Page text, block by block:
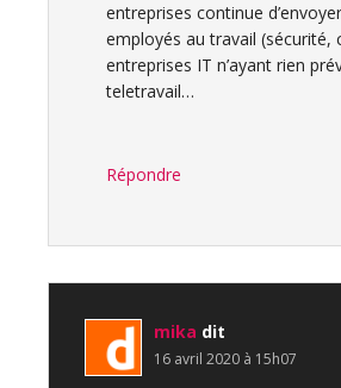
entreprises continue
employés au travail (sécurité,
entreprises IT n’ayant rien
teletravail…
Répondre
mika dit
16 avril 2020 à 15h07